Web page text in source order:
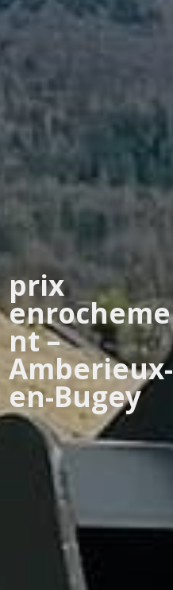
prix
enrocheme
nt –
Amberieux-
en-Bugey